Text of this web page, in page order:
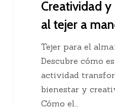
Creatividad
al tejer a
Tejer para el alma:
Descubre cómo
actividad
bienestar y
Cómo el…